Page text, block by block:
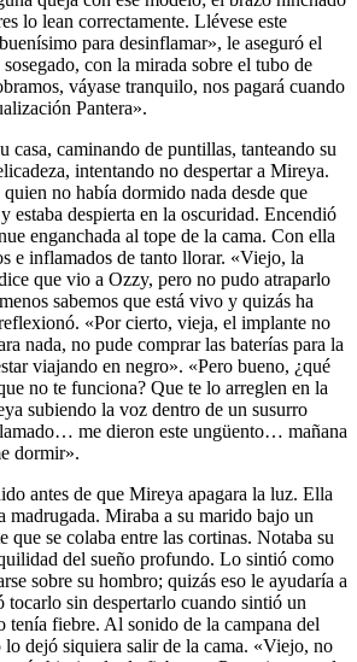
lo lean correctamente. Llévese este
para desinflamar», le aseguró el
con la mirada sobre el tubo de
váyase tranquilo, nos pagará cuando
Pantera».
casa, caminando de puntillas, tanteando su
intentando no despertar a Mireya.
no había dormido nada desde que
estaba despierta en la oscuridad. Encendió
enganchada al tope de la cama. Con ella
e inflamados de tanto llorar. «Viejo, la
que vio a Ozzy, pero no pudo atraparlo
sabemos que está vivo y quizás ha
«Por cierto, vieja, el implante no
nada, no pude comprar las baterías para la
viajando en negro». «Pero bueno, ¿qué
no te funciona? Que te lo arreglen en la
subiendo la voz dentro de un susurro
me dieron este ungüento… mañana
dormir».
antes de que Mireya apagara la luz. Ella
madrugada. Miraba a su marido bajo un
que se colaba entre las cortinas. Notaba su
del sueño profundo. Lo sintió como
sobre su hombro; quizás eso le ayudaría a
sin despertarlo cuando sintió un
tenía fiebre. Al sonido de la campana del
dejó siquiera salir de la cama. «Viejo, no